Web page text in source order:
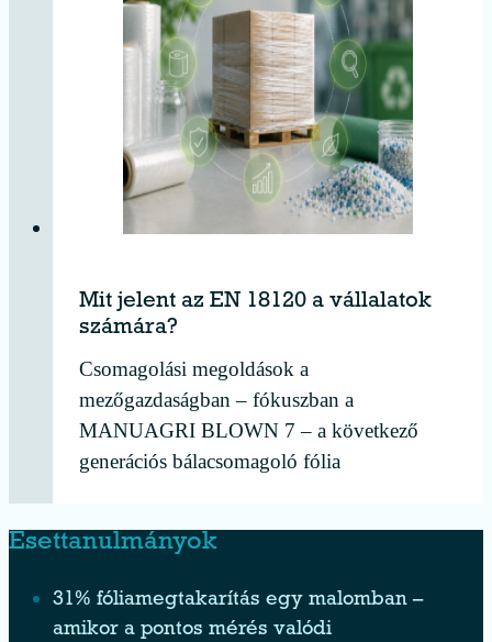
Mit jelent az EN 18120 a vállalatok
számára?
Csomagolási megoldások a
mezőgazdaságban – fókuszban a
MANUAGRI BLOWN 7 – a következő
generációs bálacsomagoló fólia
Esettanulmányok
31% fóliamegtakarítás egy malomban –
amikor a pontos mérés valódi